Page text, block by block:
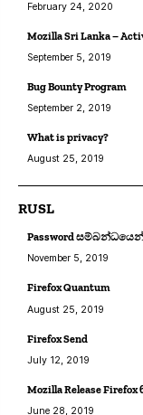
February 24, 2020
Mozilla Sri Lanka –
September 5, 2019
Bug Bounty Program
September 2, 2019
What is privacy?
August 25, 2019
RUSL
Password
November 5, 2019
Firefox Quantum
August 25, 2019
Firefox Send
July 12, 2019
Mozilla Release Firefox
June 28, 2019